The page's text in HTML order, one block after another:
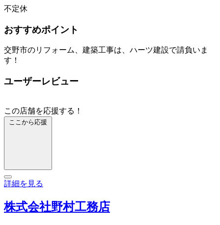
不定休
おすすめポイント
交野市のリフォーム、建築工事は、ハーツ建設で請負いま
す！
ユーザーレビュー
この店舗を応援する！
ここから応援
詳細を見る
株式会社野村工務店